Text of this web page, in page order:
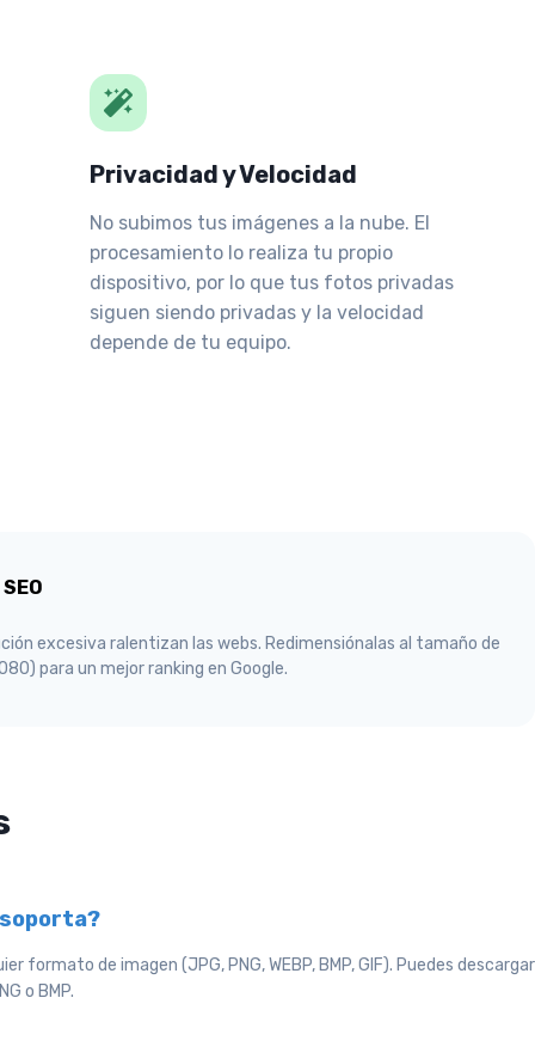
Privacidad y Velocidad
No subimos tus imágenes a la nube. El
procesamiento lo realiza tu propio
dispositivo, por lo que tus fotos privadas
siguen siendo privadas y la velocidad
depende de tu equipo.
excesiva ralentizan las webs. Redimensiónalas al tamaño de
para un mejor ranking en Google.
formato de imagen (JPG, PNG, WEBP, BMP, GIF). Puedes
o BMP.